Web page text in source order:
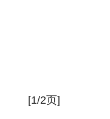
[1/2页]